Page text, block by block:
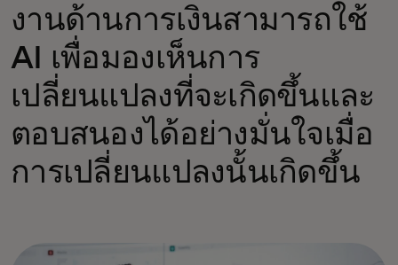
งานด้านการเงินสามารถใช้
AI เพื่อมองเห็นการ
เปลี่ยนแปลงที่จะเกิดขึ้นและ
ตอบสนองได้อย่างมั่นใจเมื่อ
การเปลี่ยนแปลงนั้นเกิดขึ้น